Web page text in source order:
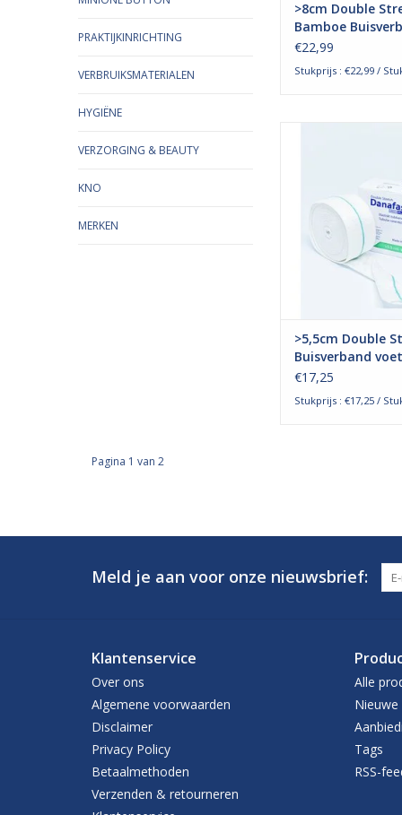
PRAKTIJKINRICHTING
VERBRUIKSMATERIALEN
HYGIËNE
VERZORGING & BEAUTY
KNO
MERKEN
>8cm Double
Bamboe
€22,99
Stukprijs : €22,99 /
voor
bijvoorbeeld
het worden
verbandfixatie en
TOEVOEGEN AAN
>5,5cm Double
Buisverband
handen, armen
€17,25
Stukprijs : €17,25 /
Pagina 1 van 2
Meld je aan voor onze nieuwsbrief:
Klantenservice
Over ons
Algemene voorwaarden
Disclaimer
Privacy Policy
Betaalmethoden
Verzenden & retourneren
Alle
Tags
RSS-